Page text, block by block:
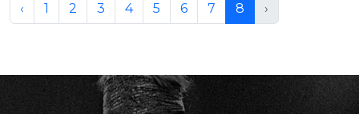
‹ 1 2 3 4 5 6 7 8 ›